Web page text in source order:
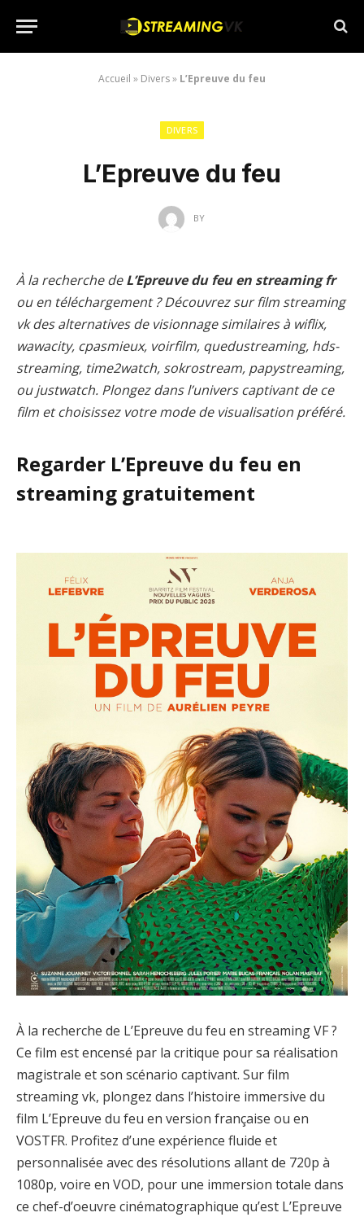
Accueil » Divers» L’Epreuve du feu
DIVERS
L’Epreuve du feu
BY
À la recherche deL’Epreuve du feu en streaming fr
ou en téléchargement ? Découvrez sur film streaming
vk des alternatives de visionnage similaires à wiflix,
wawacity, cpasmieux, voirfilm, quedustreaming, hds-
streaming, time2watch, sokrostream, papystreaming,
ou justwatch. Plongez dans l’univers captivant de ce
film et choisissez votre mode de visualisation préféré.
Regarder L’Epreuve du feu en
streaming gratuitement
À la recherche de L’Epreuve du feu en streaming VF ?
Ce film est encensé par la critique pour sa réalisation
magistrale et son scénario captivant. Sur film
streaming vk, plongez dans l’histoire immersive du
film L’Epreuve du feu en version française ou en
VOSTFR. Profitez d’une expérience fluide et
personnalisée avec des résolutions allant de 720p à
1080p, voire en VOD, pour une immersion totale dans
ce chef-d’oeuvre cinématographique qu’est L’Epreuve